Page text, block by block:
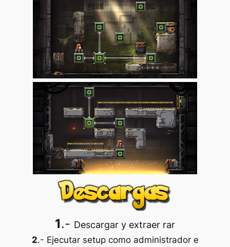
1.- Descargar y extraer rar
2.- Ejecutar setup como administrador e